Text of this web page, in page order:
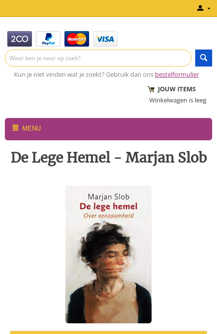
Kun je niet vinden wat je zoekt? Gebruik dan ons bestelformulier
JOUW ITEMS
Winkelwagen is leeg
MENU
De Lege Hemel - Marjan Slob